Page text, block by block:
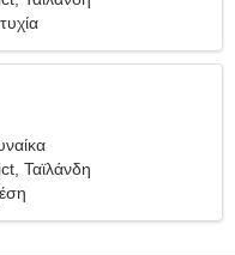
Ταϊλάνδη